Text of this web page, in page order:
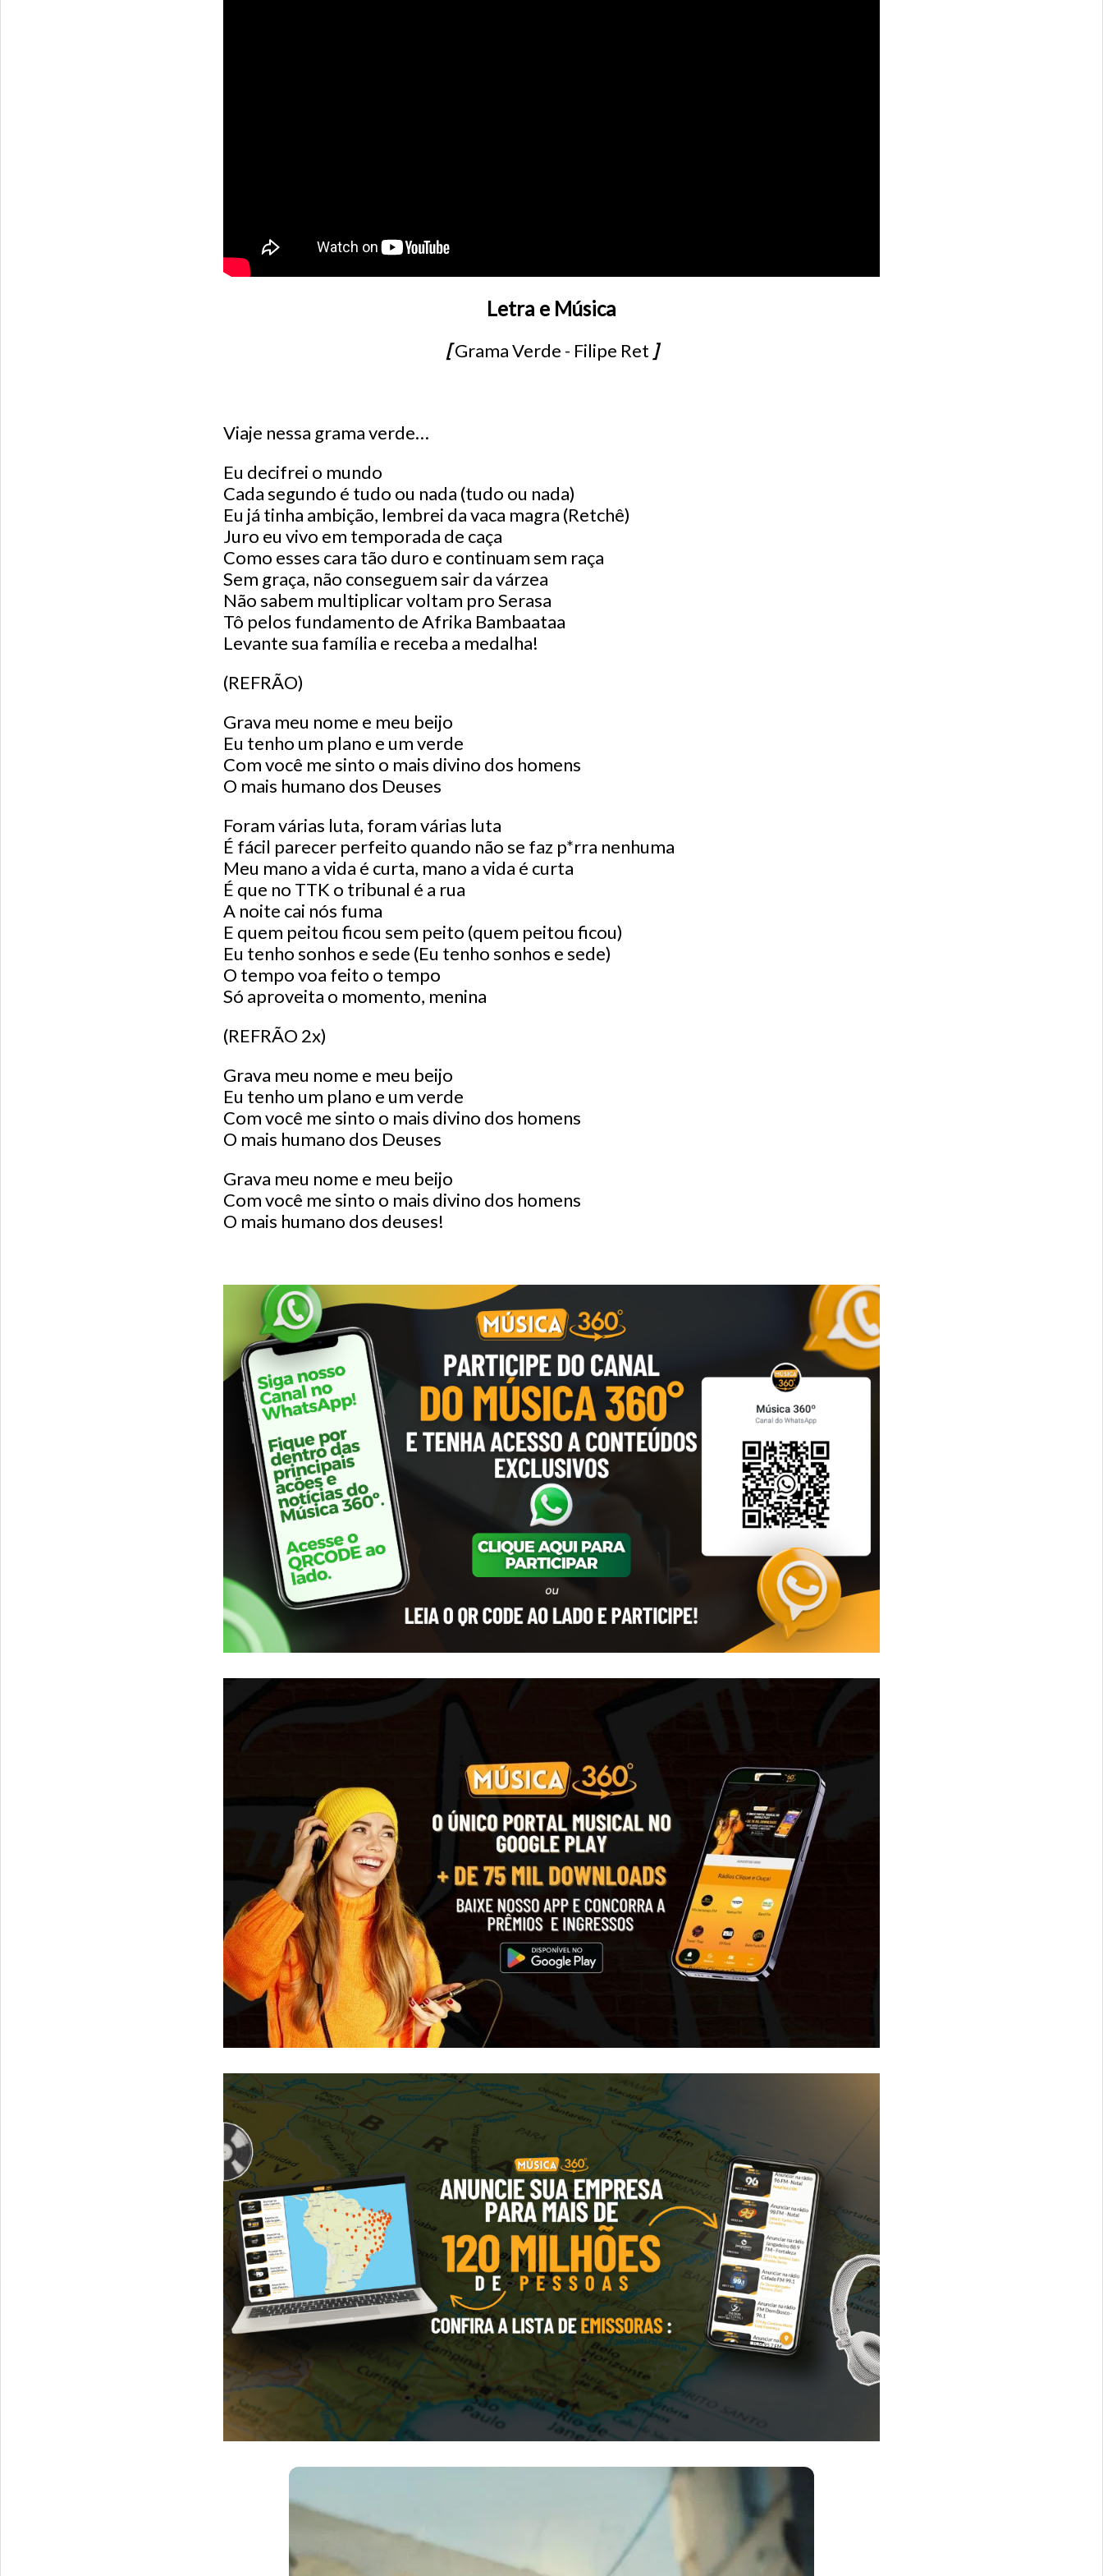
Letra e Música
[Grama Verde - Filipe Ret ]
Viaje nessa grama verde…
Eu decifrei o mundo
Cada segundo é tudo ou nada (tudo ou nada)
Eu já tinha ambição, lembrei da vaca magra (Retchê)
Juro eu vivo em temporada de caça
Como esses cara tão duro e continuam sem raça
Sem graça, não conseguem sair da várzea
Não sabem multiplicar voltam pro Serasa
Tô pelos fundamento de Afrika Bambaataa
Levante sua família e receba a medalha!
(REFRÃO)
Grava meu nome e meu beijo
Eu tenho um plano e um verde
Com você me sinto o mais divino dos homens
O mais humano dos Deuses
Foram várias luta, foram várias luta
É fácil parecer perfeito quando não se faz p*rra nenhuma
Meu mano a vida é curta, mano a vida é curta
É que no TTK o tribunal é a rua
A noite cai nós fuma
E quem peitou ficou sem peito (quem peitou ficou)
Eu tenho sonhos e sede (Eu tenho sonhos e sede)
O tempo voa feito o tempo
Só aproveita o momento, menina
(REFRÃO 2x)
Grava meu nome e meu beijo
Eu tenho um plano e um verde
Com você me sinto o mais divino dos homens
O mais humano dos Deuses
Grava meu nome e meu beijo
Com você me sinto o mais divino dos homens
O mais humano dos deuses!